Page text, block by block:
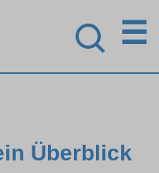
☰
Überblick